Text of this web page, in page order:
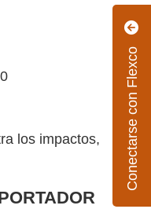
Conectarse con Flexco
los impactos,